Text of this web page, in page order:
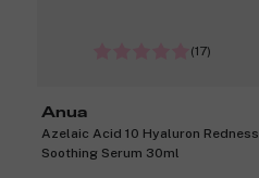
(17)
Anua
Azelaic Acid 10 Hyaluron Redness
Soothing Serum 30ml